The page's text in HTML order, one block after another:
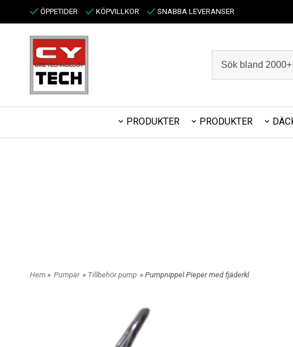
ÖPPETIDER KÖPVILLKOR SNABBA LEVERANSER
PRODUKTER PRODUKTER
Hem » Pumpar » Tillbehör pump » Pumpnippel Pieper med fjäderkl